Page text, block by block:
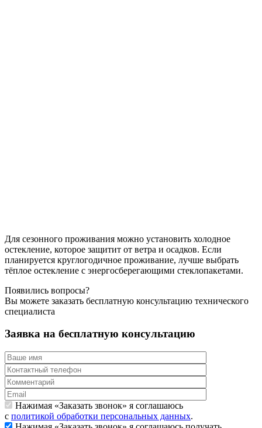
Для сезонного проживания можно установить холодное
остекление, которое защитит от ветра и осадков. Если
планируется круглогодичное проживание, лучше выбрать
тёплое остекление с энергосберегающими стеклопакетами.
Появились вопросы?
Вы можете заказать бесплатную консультацию технического
специалиста
Заявка на бесплатную консультацию
Нажимая «Заказать звонок» я соглашаюсь
с политикой обработки персональных данных.